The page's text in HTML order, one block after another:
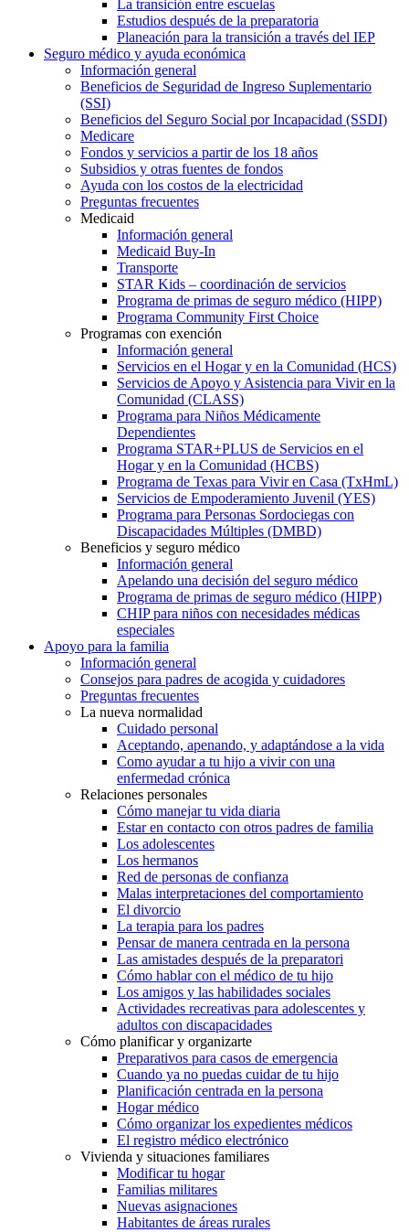
La transición entre escuelas
Estudios después de la preparatoria
Planeación para la transición a través del IEP
Seguro médico y ayuda económica
Información general
Beneficios de Seguridad de Ingreso Suplementario
(SSI)
Beneficios del Seguro Social por Incapacidad (SSDI)
Medicare
Fondos y servicios a partir de los 18 años
Subsidios y otras fuentes de fondos
Ayuda con los costos de la electricidad
Preguntas frecuentes
Medicaid
Información general
Medicaid Buy-In
Transporte
STAR Kids – coordinación de servicios
Programa de primas de seguro médico (HIPP)
Programa Community First Choice
Programas con exención
Información general
Servicios en el Hogar y en la Comunidad (HCS)
Servicios de Apoyo y Asistencia para Vivir en la
Comunidad (CLASS)
Programa para Niños Médicamente
Dependientes
Programa STAR+PLUS de Servicios en el
Hogar y en la Comunidad (HCBS)
Programa de Texas para Vivir en Casa (TxHmL)
Servicios de Empoderamiento Juvenil (YES)
Programa para Personas Sordociegas con
Discapacidades Múltiples (DMBD)
Beneficios y seguro médico
Información general
Apelando una decisión del seguro médico
Programa de primas de seguro médico (HIPP)
CHIP para niños con necesidades médicas
especiales
Apoyo para la familia
Información general
Consejos para padres de acogida y cuidadores
Preguntas frecuentes
La nueva normalidad
Cuidado personal
Aceptando, apenando, y adaptándose a la vida
Como ayudar a tu hijo a vivir con una
enfermedad crónica
Relaciones personales
Cómo manejar tu vida diaria
Estar en contacto con otros padres de familia
Los adolescentes
Los hermanos
Red de personas de confianza
Malas interpretaciones del comportamiento
El divorcio
La terapia para los padres
Pensar de manera centrada en la persona
Las amistades después de la preparatori
Cómo hablar con el médico de tu hijo
Los amigos y las habilidades sociales
Actividades recreativas para adolescentes y
adultos con discapacidades
Cómo planificar y organizarte
Preparativos para casos de emergencia
Cuando ya no puedas cuidar de tu hijo
Planificación centrada en la persona
Hogar médico
Cómo organizar los expedientes médicos
El registro médico electrónico
Vivienda y situaciones familiares
Modificar tu hogar
Familias militares
Nuevas asignaciones
Habitantes de áreas rurales